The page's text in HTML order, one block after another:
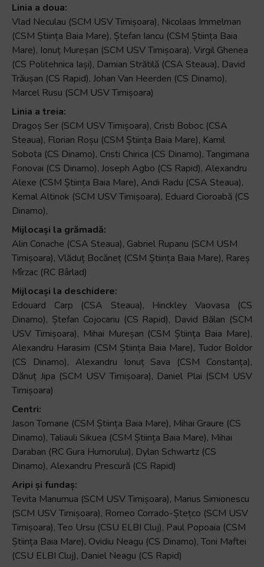
Linia a doua:
Vlad Neculau (SCM USV Timișoara), Nicolaas Immelman
(CSM Știința Baia Mare), Ștefan Iancu (CSM Știința Baia
Mare), Ionuț Mureșan (SCM USV Timișoara), Virgil Ghenea
(CS Politehnica Iași), Damian Strătilă (CSA Steaua), David
Trăușan (CS Rapid), Johan Van Heerden (CS Dinamo),
Marcel Rusu (SCM USV Timișoara)
Linia a treia:
Dragoș Ser (SCM USV Timișoara), Cristi Boboc (CSA
Steaua), Florian Roșu (CSM Știința Baia Mare), Kamil
Sobota (CS Dinamo), Cristi Chirica (CS Dinamo), Tangimana
Fonovai (CS Dinamo), Joseph Agbo (CS Rapid), Alexandru
Alexe (CSM Știința Baia Mare), Andi Radu (CSA Steaua),
Kemal Altinok (SCM USV Timișoara), Eduard Cioroabă (CS
Dinamo),
Mijlocași la grămadă:
Alin Conache (CSA Steaua), Gabriel Rupanu (SCM USM
Timișoara), Vlăduț Bocăneț (CSM Știința Baia Mare), Rareș
Mîrzac (RC Bârlad)
Mijlocași la deschidere:
Edouard Carp (CSA Steaua), Hinckley Vaovasa (CS
Dinamo), Ștefan Cojocariu (CS Rapid), David Bălan (SCM
USV Timișoara), Mihai Mureșan (CSM Știința Baia Mare),
Alexandru Harasim (CSM Știința Baia Mare), Tudor Boldor
(CS Dinamo), Alexandru Ionuț Sava (CSM Constanța),
Dănuț Jipa (SCM USV Timișoara), Daniel Plai (SCM USV
Timișoara)
Centri:
Jason Tomane (CSM Știința Baia Mare), Mihai Graure (CS
Dinamo), Taliauli Sikuea (CSM Știința Baia Mare), Mihai
Daraban (RC Gura Humorului), Dylan Schwartz (CS
Dinamo), Alexandru Prescură (CS Rapid)
Aripi și fundaș:
Tevita Manumua (SCM USV Timișoara), Marius Simionescu
(SCM USV Timișoara), Romeo Corrado-Ștețco (SCM USV
Timișoara), Teo Ursu (CSU ELBI Cluj), Paul Popoaia (CSM
Știința Baia Mare), Ovidiu Neagu (CS Dinamo), Toni Maftei
(CSU ELBI Cluj), Daniel Neagu (CS Rapid)